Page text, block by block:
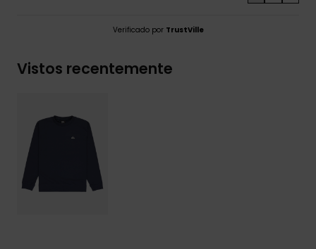
Verificado por TrustVille
Vistos recentemente